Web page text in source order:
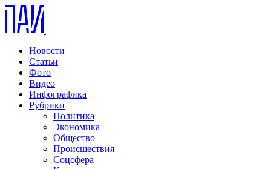
Новости
Статьи
Фото
Видео
Инфографика
Рубрики
Политика
Экономика
Общество
Происшествия
Соцсфера